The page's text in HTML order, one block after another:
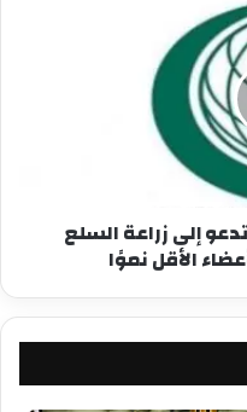
إلى زراعة السلع
الأقل نموًا